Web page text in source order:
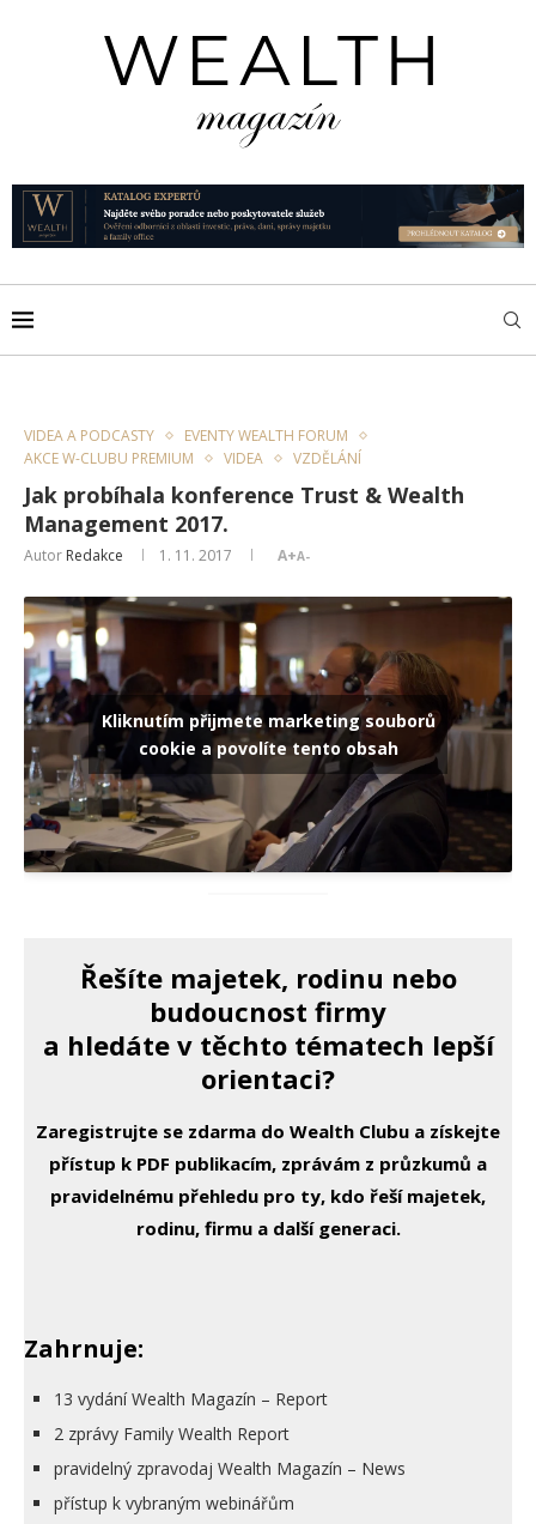
VIDEA A PODCASTY
EVENTY WEALTH FORUM
AKCE W-CLUBU PREMIUM
VIDEA VZDĚLÁNÍ
Jak probíhala konference Trust & Wealth
Management 2017.
Autor Redakce 1. 11. 2017 A+A-
Kliknutím přijmete marketing souborů
cookie a povolíte tento obsah
Řešíte majetek, rodinu nebo
budoucnost firmy
a hledáte v těchto tématech lepší
orientaci?
Zaregistrujte se zdarma do Wealth Clubu a získejte
přístup k PDF publikacím, zprávám z průzkumů a
pravidelnému přehledu pro ty, kdo řeší majetek,
rodinu, firmu a další generaci.
Zahrnuje:
13 vydání Wealth Magazín – Report
2 zprávy Family Wealth Report
pravidelný zpravodaj Wealth Magazín – News
přístup k vybraným webinářům